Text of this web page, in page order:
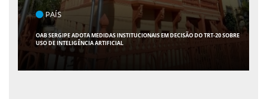
POLÍTICA
FLÁVIO CONFIRMA 47 APOIOS AO SENADO; VEJA QUAIS SÃO OS NOMES